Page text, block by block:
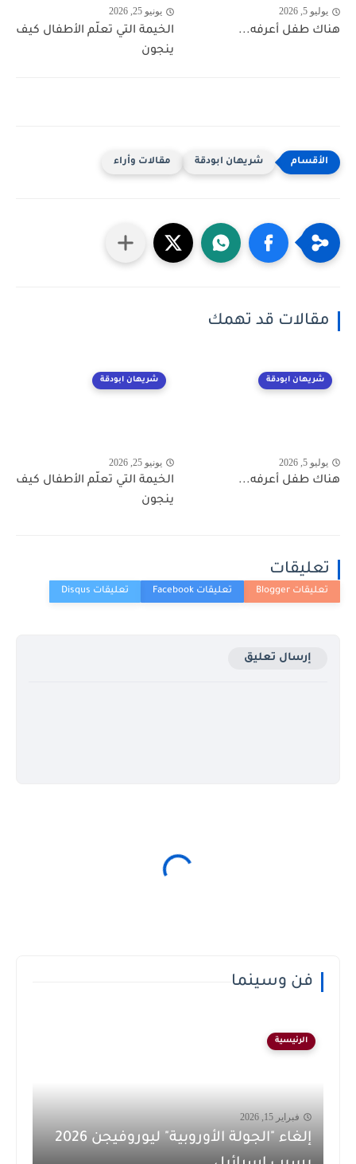
يوليو 5, 2026
هناك طفل أعرفه...
يونيو 25, 2026
الخيمة التي تعلّم الأطفال كيف
ينجون
شريهان ابودقة مقالات وأراء
مقالات قد تهمك
شريهان ابودقة
يوليو 5, 2026
هناك طفل أعرفه...
شريهان ابودقة
يونيو 25, 2026
الخيمة التي تعلّم الأطفال كيف
ينجون
تعليقات
إرسال تعليق
فن وسينما
الرئيسية
فبراير 15, 2026
إلغاء "الجولة الأوروبية" ليوروفيجن 2026